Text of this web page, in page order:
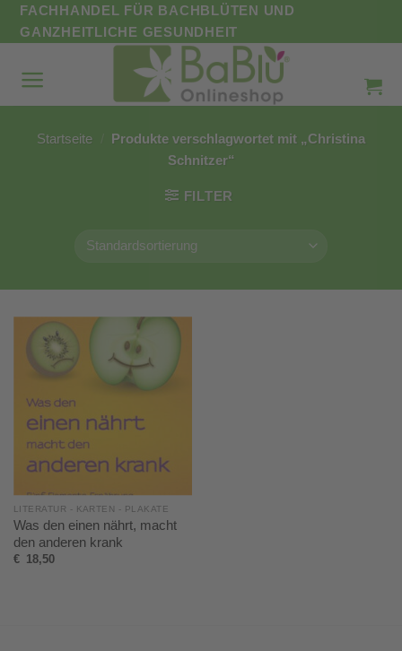
Zum
Inhalt
FACHHANDEL FÜR BACHBLÜTEN UND
GANZHEITLICHE GESUNDHEIT
Startseite
Produkte verschlagwortet mit „Christina
Schnitzer“
FILTER
LITERATUR - KARTEN - PLAKATE
Was den einen nährt, macht
den anderen krank
€ 18,50